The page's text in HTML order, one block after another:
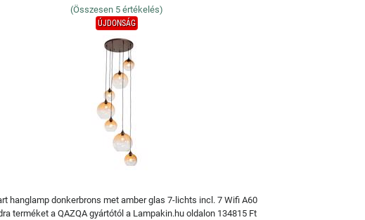
(Összesen 5 értékelés)
ÚJDONSÁG
hanglamp donkerbrons met amber glas 7-lichts incl. 7 Wifi A60
terméket a QAZQA gyártótól a Lampakin.hu oldalon 134815 Ft